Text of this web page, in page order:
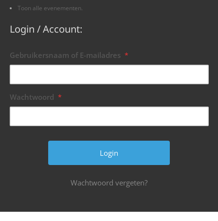
Toon alle evenementen.
Login / Account:
Gebruikersnaam of E-mailadres *
Wachtwoord *
Wachtwoord vergeten?